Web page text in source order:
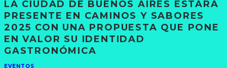
LA CIUDAD DE BUENOS AIRES ESTARÁ
PRESENTE EN CAMINOS Y SABORES
2025 CON UNA PROPUESTA QUE PONE
EN VALOR SU IDENTIDAD
GASTRONÓMICA
EVENTOS